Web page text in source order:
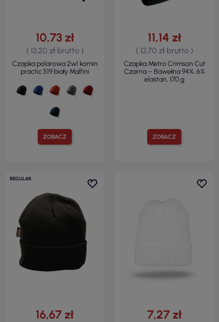
ZOBACZ
10,73 zł
( 13,20 zł brutto )
Czapka polarowa 2w1 komin
practic 519 biały Malfini
ZOBACZ
11,14 zł
( 13,70 zł brutto )
Czapka Metro Crimson Cut
Czarna – Bawełna 94%, 6%
elastan, 170 g
REGULAR
16,67 zł 7,27 zł